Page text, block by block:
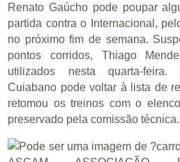
Renato Gaúcho pode poupar
partida contra o Internacional,
no próximo fim de semana.
pontos corridos, Thiago
utilizados nesta quarta-
Cuiabano pode voltar à lista de
retomou os treinos com o
preservado pela comissão técnica.